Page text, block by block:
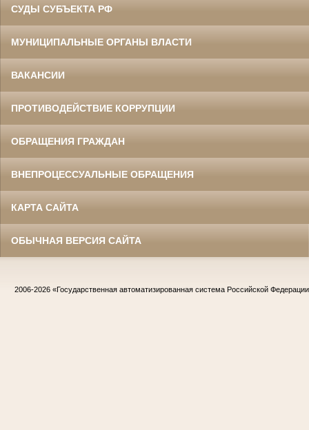
СУДЫ СУБЪЕКТА РФ
МУНИЦИПАЛЬНЫЕ ОРГАНЫ ВЛАСТИ
ВАКАНСИИ
ПРОТИВОДЕЙСТВИЕ КОРРУПЦИИ
ОБРАЩЕНИЯ ГРАЖДАН
ВНЕПРОЦЕССУАЛЬНЫЕ ОБРАЩЕНИЯ
КАРТА САЙТА
ОБЫЧНАЯ ВЕРСИЯ САЙТА
2006-2026 «Государственная автоматизированная система Российской